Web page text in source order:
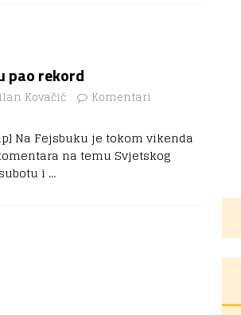
pao rekord
Kovačić
Komentari
Na Fejsbuku je tokom vikenda
na temu Svjetskog
i …